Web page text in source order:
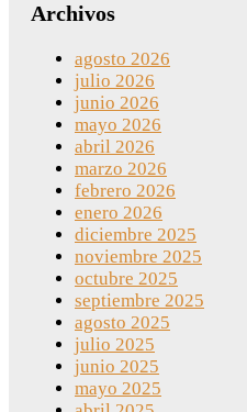
Archivos
agosto 2026
julio 2026
junio 2026
mayo 2026
abril 2026
marzo 2026
febrero 2026
enero 2026
diciembre 2025
noviembre 2025
octubre 2025
septiembre 2025
agosto 2025
julio 2025
junio 2025
mayo 2025